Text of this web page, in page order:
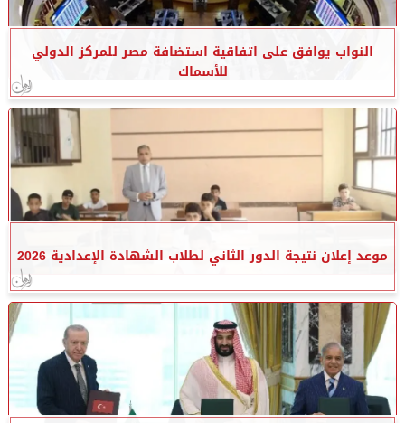
النواب يوافق على اتفاقية استضافة مصر للمركز الدولي
للأسماك
موعد إعلان نتيجة الدور الثاني لطلاب الشهادة الإعدادية 2026